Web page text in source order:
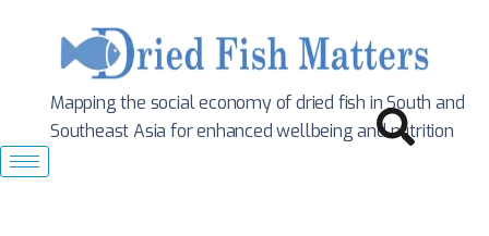
Mapping the social economy of dried fish in South and
Southeast Asia for enhanced wellbeing and nutrition